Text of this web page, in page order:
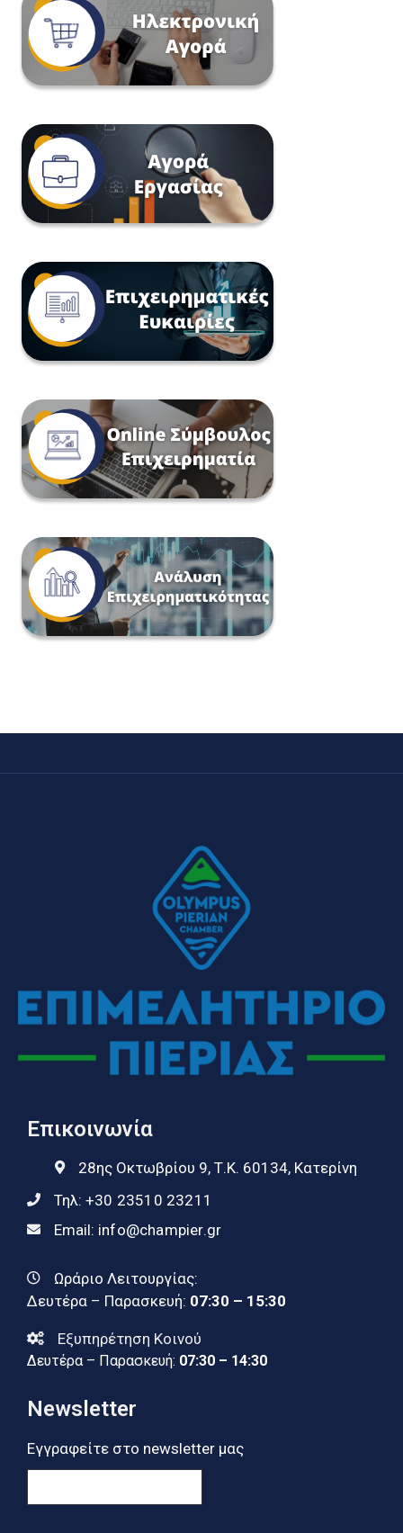
Επικοινωνία
28ης Οκτωβρίου 9, Τ.Κ. 60134, Κατερίνη
Τηλ: +30 23510 23211
Email: info@champier.gr
Ωράριο Λειτουργίας:
Δευτέρα – Παρασκευή: 07:30 – 15:30
Εξυπηρέτηση Κοινού
Δευτέρα – Παρασκευή: 07:30 – 14:30
Newsletter
Εγγραφείτε στο newsletter μας